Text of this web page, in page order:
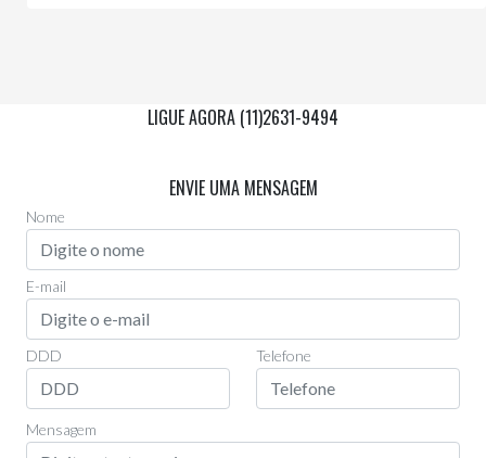
LIGUE AGORA (11)2631-9494
ENVIE UMA MENSAGEM
Nome
E-mail
DDD Telefone
Mensagem